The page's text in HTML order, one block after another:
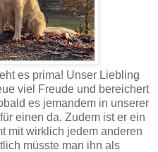
es prima! Unser Liebling
viel Freude und bereichert
es jemandem in unserer
einen da. Zudem ist er ein
mit wirklich jedem anderen
müsste man ihn als